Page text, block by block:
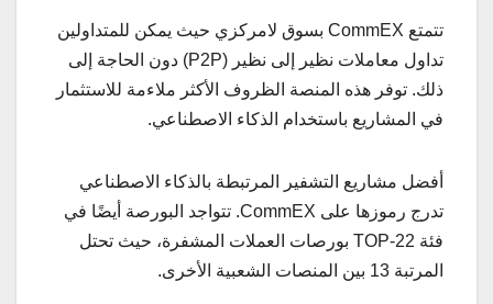
تتمتع CommEX بسوق لامركزي حيث يمكن للمتداولين
تداول معاملات نظير إلى نظير (P2P) دون الحاجة إلى
ذلك. توفر هذه المنصة الظروف الأكثر ملاءمة للاستثمار
في المشاريع باستخدام الذكاء الاصطناعي.
أفضل مشاريع التشفير المرتبطة بالذكاء الاصطناعي
تدرج رموزها على CommEX. تتواجد البورصة أيضًا في
فئة TOP-22 بورصات العملات المشفرة، حيث تحتل
المرتبة 13 بين المنصات الشعبية الأخرى.